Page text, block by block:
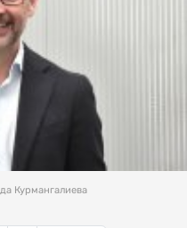
Курмангалиева